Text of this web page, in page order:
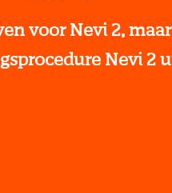
voor Nevi 2,
Nevi 2